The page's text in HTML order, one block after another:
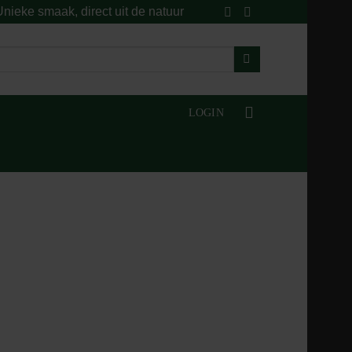
smaak, direct uit de natuur
LOGIN